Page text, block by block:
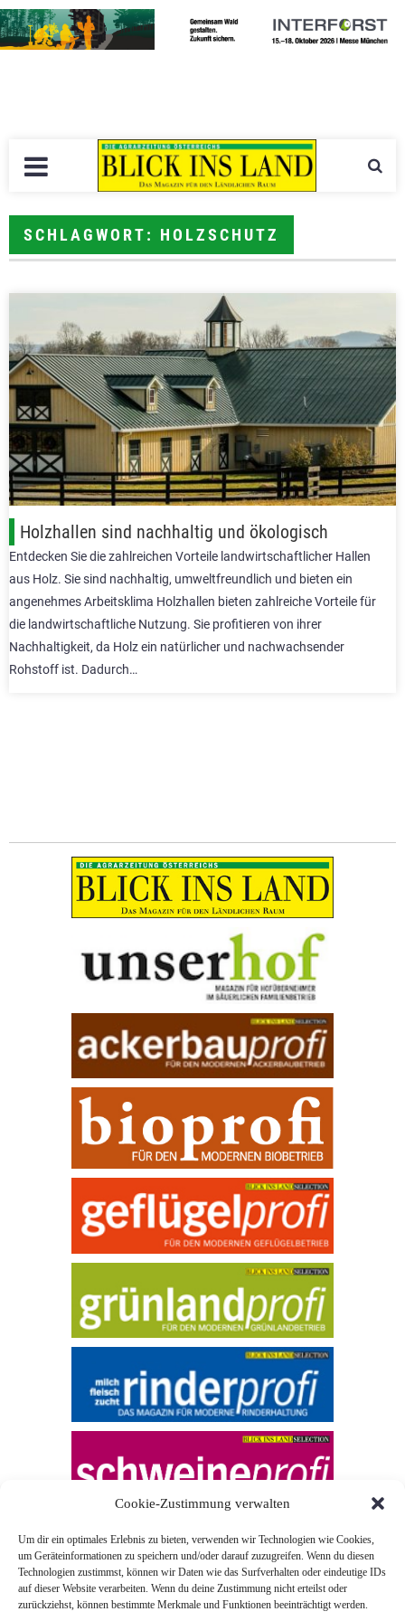
Cookie-Zustimmung verwalten
Um dir ein optimales Erlebnis zu bieten, verwenden wir Technologien wie Cookies,
um Geräteinformationen zu speichern und/oder darauf zuzugreifen. Wenn du diesen
Technologien zustimmst, können wir Daten wie das Surfverhalten oder eindeutige IDs
auf dieser Website verarbeiten. Wenn du deine Zustimmung nicht erteilst oder
zurückziehst, können bestimmte Merkmale und Funktionen beeinträchtigt werden.
SCHLAGWORT: HOLZSCHUTZ
Holzhallen sind nachhaltig und ökologisch
Entdecken Sie die zahlreichen Vorteile landwirtschaftlicher Hallen
aus Holz. Sie sind nachhaltig, umweltfreundlich und bieten ein
angenehmes Arbeitsklima Holzhallen bieten zahlreiche Vorteile für
die landwirtschaftliche Nutzung. Sie profitieren von ihrer
Nachhaltigkeit, da Holz ein natürlicher und nachwachsender
Rohstoff ist. Dadurch…